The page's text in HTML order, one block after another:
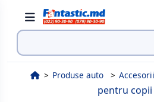
Cauta
Produse auto
pentru copii